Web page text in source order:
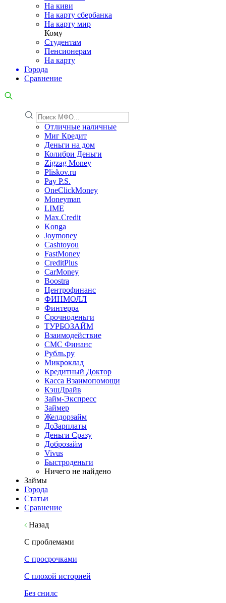
На киви
На карту сбербанка
На карту мир
Кому
Студентам
Пенсионерам
На карту
Города
Сравнение
Отличные наличные
Миг Кредит
Деньги на дом
Колибри Деньги
Zigzag Money
Pliskov.ru
Pay P.S.
OneClickMoney
Moneyman
LIME
Max.Credit
Konga
Joymoney
Cashtoyou
FastMoney
CreditPlus
CarMoney
Boostra
Центрофинанс
ФИНМОЛЛ
Финтерра
Срочноденьги
ТУРБОЗАЙМ
Взаимодействие
СМС Финанс
Рубль.ру
Микроклад
Кредитный Доктор
Касса Взаимопомощи
КэшДрайв
Займ-Экспресс
Займер
Желдорзайм
ДоЗарплаты
Деньги Сразу
Доброзайм
Vivus
Быстроденьги
Ничего не найдено
Займы
Города
Статьи
Сравнение
Назад
С проблемами
С просрочками
С плохой историей
Без снилс